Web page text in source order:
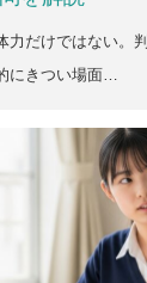
力だけではない。
にきつい場面…